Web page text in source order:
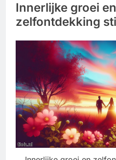
Innerlijke groei en
zelfontdekking